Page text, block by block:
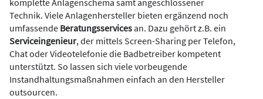
komplette Anlagenschema samt angeschlossener
Technik. Viele Anlagenhersteller bieten ergänzend noch
umfassende Beratungsservicesan. Dazu gehört z.B. ein
Serviceingenieur, der mittels Screen-Sharing per Telefon,
Chat oder Videotelefonie die Badbetreiber kompetent
unterstützt. So lassen sich viele vorbeugende
Instandhaltungsmaßnahmen einfach an den Hersteller
outsourcen.